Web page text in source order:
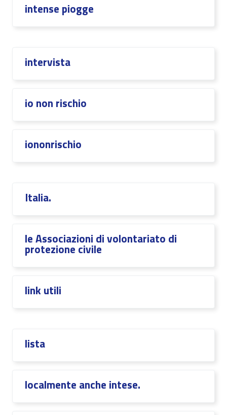
intense piogge
intervista
io non rischio
iononrischio
Italia.
le Associazioni di volontariato di
protezione civile
link utili
lista
localmente anche intese.